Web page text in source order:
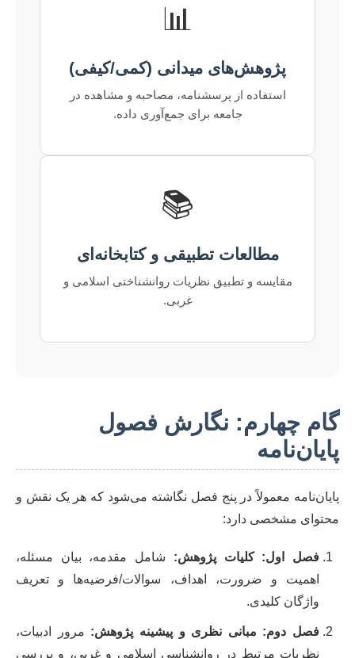
📊
پژوهش‌های میدانی (کمی/کیفی)
استفاده از پرسشنامه، مصاحبه و مشاهده در
جامعه برای جمع‌آوری داده.
📚
مطالعات تطبیقی و کتابخانه‌ای
مقایسه و تطبیق نظریات روانشناختی اسلامی و
غربی.
گام چهارم: نگارش فصول
پایان‌نامه
پایان‌نامه معمولاً در پنج فصل نگاشته می‌شود که هر یک نقش و
محتوای مشخصی دارد:
فصل اول: کلیات پژوهش: شامل مقدمه، بیان مسئله،
اهمیت و ضرورت، اهداف، سوالات/فرضیه‌ها و تعریف
واژگان کلیدی.
فصل دوم: مبانی نظری و پیشینه پژوهش: مرور ادبیات،
نظریات مرتبط در روانشناسی اسلامی و غربی، و بررسی